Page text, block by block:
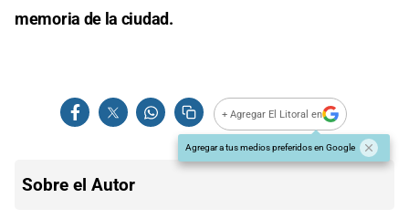
memoria de la ciudad.
+ Agregar El Litoral en
Agregar a tus medios preferidos en Google
Sobre el Autor